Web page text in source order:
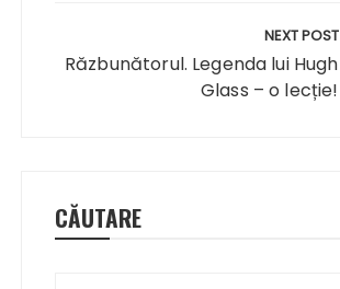
NEXT POST
Răzbunătorul. Legenda lui Hugh
Glass – o lecție!
CĂUTARE